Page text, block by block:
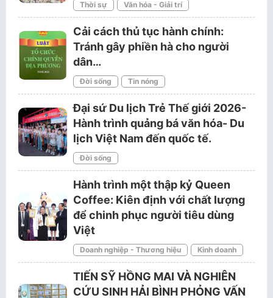
Thời sự Văn hóa - Giải trí
Cải cách thủ tục hành chính:
Tránh gây phiền hà cho người
dân…
Đời sống Tin nóng
Đại sứ Du lịch Trẻ Thế giới 2026-
Hành trình quảng bá văn hóa- Du
lịch Việt Nam đến quốc tế.
Đời sống
Hành trình một thập kỷ Queen
Coffee: Kiên định với chất lượng
để chinh phục người tiêu dùng
Việt
Doanh nghiệp - Thương hiệu Kinh doanh
TIẾN SỸ HỒNG MAI VÀ NGHIÊN
CỨU SINH HẢI BÌNH PHỎNG VẤN